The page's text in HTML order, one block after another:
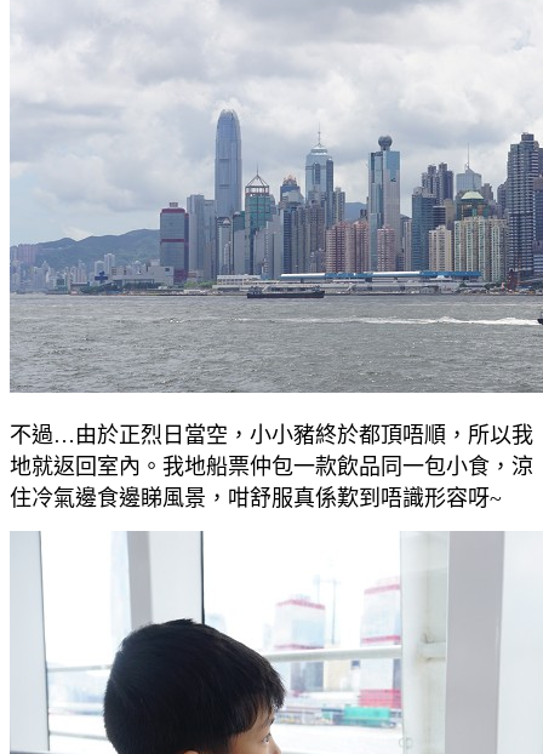
不過…由於正烈日當空，小小豬終於都頂唔順，所以我
地就返回室內。我地船票仲包一款飲品同一包小食，涼
住冷氣邊食邊睇風景，咁舒服真係歎到唔識形容呀~